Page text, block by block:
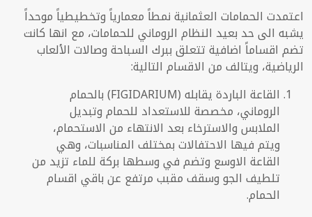
اعتمدت الحمامات العثمانية نمطاً معمارياً وتخطيطياً موحداً
يشبه الى حد بعيد النظام الروماني للحمامات، مع انها كانت
تضم اقساماً اضافية تتعلق ببرك السباحة وصالات الألعاب
الرياضية، ويتالف من الاقسام التالية:
القاعة الباردة يقابله(FIGIDARIUM)بالحمام
الروماني، مخصصة للاستعداد للحمام وتبديل
الملابس والاسترخاء بعد الانتهاء من الاستحمام،
ويتم فيها الاحتفالات بمختلف المناسبات، وهي
القاعة الاوسع وتضم في وسطها بركة للماء تزيد من
تلطيف الجو وسقف مقبب مرتفع عن باقي اقسام
الحمام.